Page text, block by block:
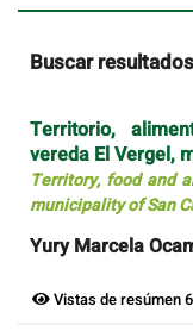
Buscar resultados
Territorio,
vereda El Vergel,
Territory, food and
municipality of San
Yury Marcela
Vistas de resúmen